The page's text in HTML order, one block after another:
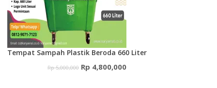
Tempat Sampah Plastik Beroda 660 Liter
Rp5,000,000 Harga
Rp 4,800,000Harga